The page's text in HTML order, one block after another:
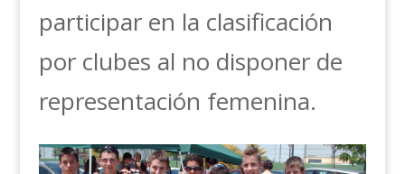
participar en la clasificación
por clubes al no disponer de
representación femenina.